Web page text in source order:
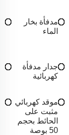
مدفأة بخار
الماء
جدار مدفأة
كهربائية
موقد كهربائي
مثبت على
الحائط بحجم
50 بوصة